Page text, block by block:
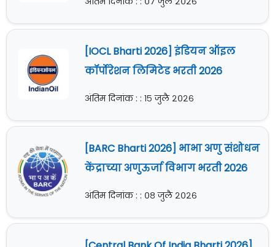
[IOCL Bharti 2026] इंडियन ऑइल
कॉर्पोरेशन लिमिटेड भरती 2026
अंतिम दिनांक : : १५ जुलै २०२६
[BARC Bharti 2026] भाभा अणु संशोधन
केंद्राच्या अणुऊर्जा विभाग भरती 2026
अंतिम दिनांक : : ०८ जुलै २०२६